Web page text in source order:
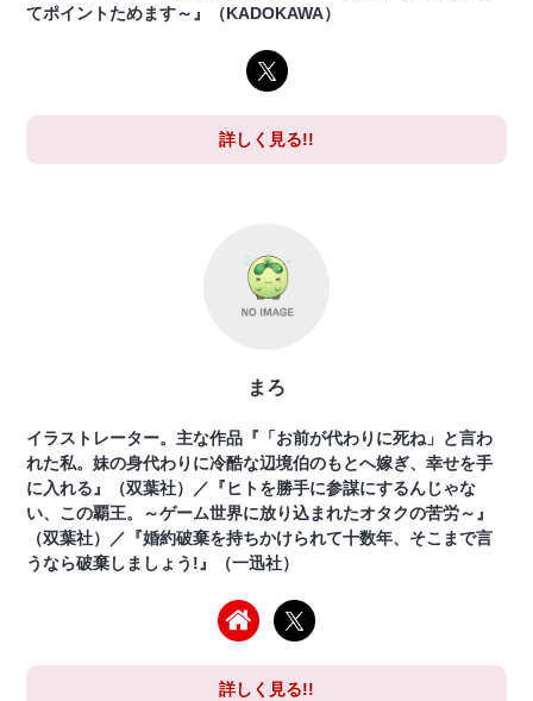
てポイントためます～』（KADOKAWA）
詳しく見る!!
まろ
イラストレーター。主な作品『「お前が代わりに死ね」と言わ
れた私。妹の身代わりに冷酷な辺境伯のもとへ嫁ぎ、幸せを手
に入れる』（双葉社）／『ヒトを勝手に参謀にするんじゃな
い、この覇王。～ゲーム世界に放り込まれたオタクの苦労～』
（双葉社）／『婚約破棄を持ちかけられて十数年、そこまで言
うなら破棄しましょう!』（一迅社）
詳しく見る!!